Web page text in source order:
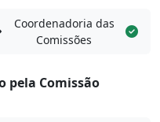
Coordenadoria das
Comissões
pela Comissão